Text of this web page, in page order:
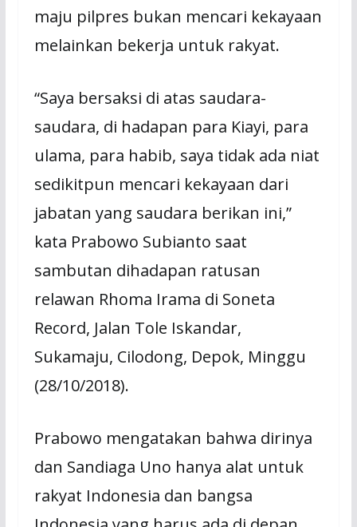
maju pilpres bukan mencari kekayaan
melainkan bekerja untuk rakyat.
“Saya bersaksi di atas saudara-
saudara, di hadapan para Kiayi, para
ulama, para habib, saya tidak ada niat
sedikitpun mencari kekayaan dari
jabatan yang saudara berikan ini,”
kata Prabowo Subianto saat
sambutan dihadapan ratusan
relawan Rhoma Irama di Soneta
Record, Jalan Tole Iskandar,
Sukamaju, Cilodong, Depok, Minggu
(28/10/2018).
Prabowo mengatakan bahwa dirinya
dan Sandiaga Uno hanya alat untuk
rakyat Indonesia dan bangsa